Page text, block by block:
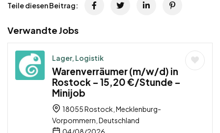
Teile diesen Beitrag:
Verwandte Jobs
Lager, Logistik
Warenverräumer (m/w/d) in
Rostock – 15,20 €/Stunde –
Minijob
18055 Rostock, Mecklenburg-
Vorpommern, Deutschland